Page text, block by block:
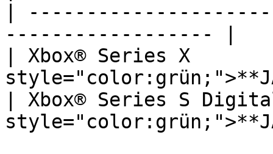
|
------------------ |
| Xbox® Series X
| Xbox® Series S